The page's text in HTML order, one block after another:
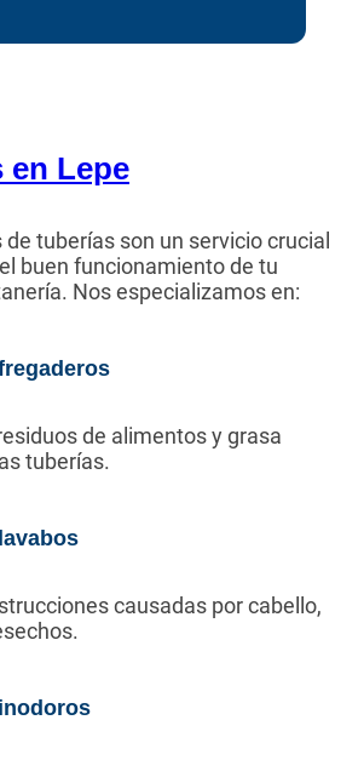
en Lepe
tuberías son un servicio crucial
buen funcionamiento de tu
Nos especializamos en:
de alimentos y grasa
tuberías.
causadas por cabello,